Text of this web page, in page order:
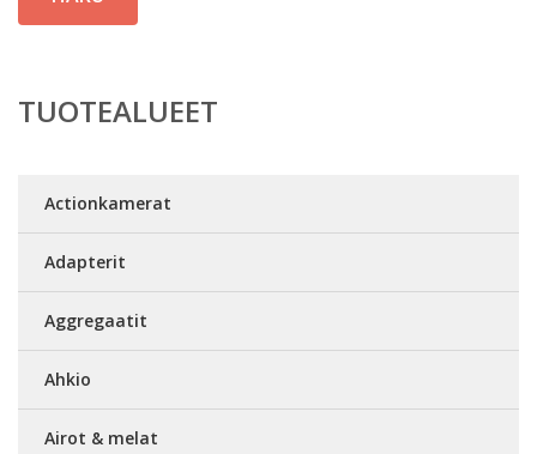
TUOTEALUEET
Actionkamerat
Adapterit
Aggregaatit
Ahkio
Airot & melat